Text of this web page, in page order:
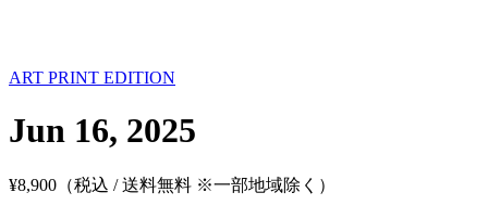
ART PRINT EDITION
Jun 16, 2025
¥8,900 （税込 / 送料無料 ※一部地域除く）